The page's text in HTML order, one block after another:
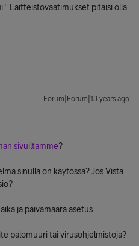
Laitteistovaatimukset pitäisi olla
Forum|Forum|13 years ago
sivuiltamme?
sinulla on käytössä? Jos Vista
ja päivämäärä asetus.
palomuuri tai virusohjelmistoja?